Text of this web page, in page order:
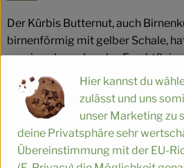
Der Kürbis Butternut, auch
birnenförmig mit gelber Schale,
nussig schmeckendes
und für vielerlei Rezepte geeignet.
Lagerung:
Unverletzte saubere Früchte
luftigen und nicht zu kühlem Ort
Hier kannst du
zulässt und uns
unser Marketing zu
deine Privatsphäre sehr
Übereinstimmung mit der EU-